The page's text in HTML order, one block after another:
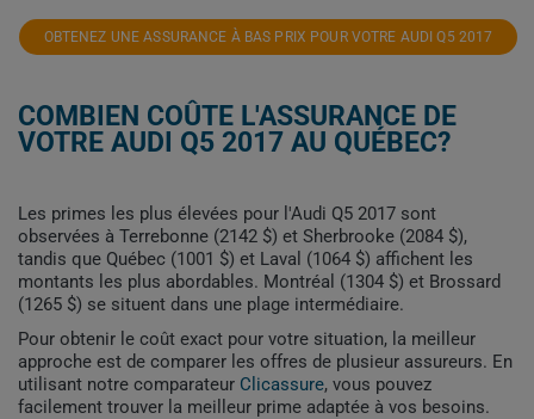
OBTENEZ UNE ASSURANCE À BAS PRIX POUR VOTRE AUDI Q5 2017
COMBIEN COÛTE L'ASSURANCE DE
VOTRE AUDI Q5 2017 AU QUÉBEC?
Les primes les plus élevées pour l'Audi Q5 2017 sont
observées à Terrebonne (2142 $) et Sherbrooke (2084 $),
tandis que Québec (1001 $) et Laval (1064 $) affichent les
montants les plus abordables. Montréal (1304 $) et Brossard
(1265 $) se situent dans une plage intermédiaire.
Pour obtenir le coût exact pour votre situation, la meilleur
approche est de comparer les offres de plusieur assureurs. En
utilisant notre comparateur Clicassure, vous pouvez
facilement trouver la meilleur prime adaptée à vos besoins.